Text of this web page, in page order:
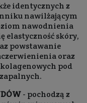
identycznych z
nawilżającym
nawodnienia
elastyczność skóry,
powstawanie
oraz
pod
- pochodzą z